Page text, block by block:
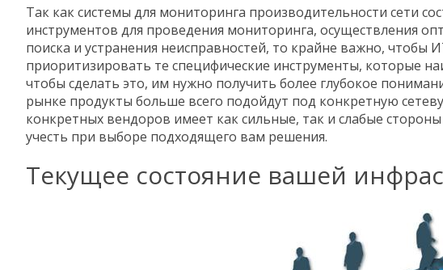
Так как системы для мониторинга производительности сети
инструментов для проведения мониторинга, осуществления
поиска и устранения неисправностей, то крайне важно, чтобы
приоритизировать те специфические инструменты, которые
чтобы сделать это, им нужно получить более глубокое
рынке продукты больше всего подойдут под конкретную
конкретных вендоров имеет как сильные, так и слабые
учесть при выборе подходящего вам решения.
Текущее состояние вашей